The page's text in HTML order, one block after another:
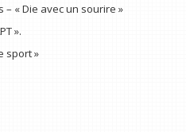
« Die avec un sourire »
».
sport »